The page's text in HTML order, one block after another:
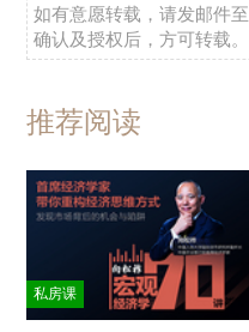
如有意愿转载，请发邮件至
确认及授权后，方可转载。
推荐阅读
私房课